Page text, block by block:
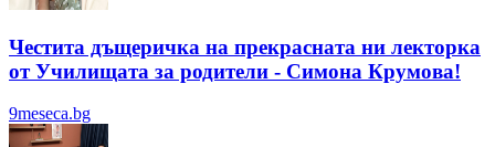
Честита дъщеричка на прекрасната ни лекторка
от Училищата за родители - Симона Крумова!
9meseca.bg